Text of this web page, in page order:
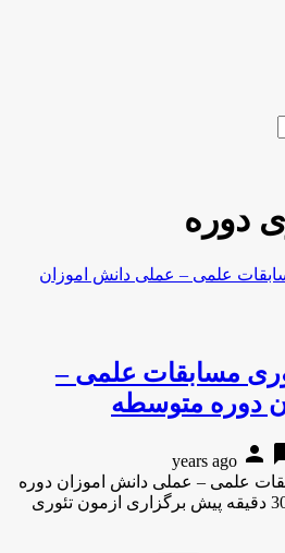
دوره
مسابقات علمی –
دوره متوسطه
person
علمی – عملی دانش اموزان دوره
متوسطهباشگاه خبرنگاران-30 دقیقه پیش برگزاری ازمون تئوری